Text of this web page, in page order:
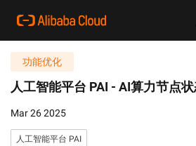
功能优化
人工智能平台 PAI - AI算力节点
Mar 26 2025
人工智能平台 PAI